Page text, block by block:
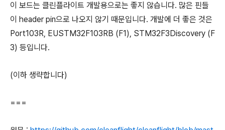
이 보드는 클린플라이트 개발용으로는 좋지 않습니다. 많은 핀들
이 header pin으로 나오지 않기 때문입니다. 개발에 더 좋은 것은
Port103R, EUSTM32F103RB (F1), STM32F3Discovery (F
3) 등입니다.
(이하 생략합니다)
===